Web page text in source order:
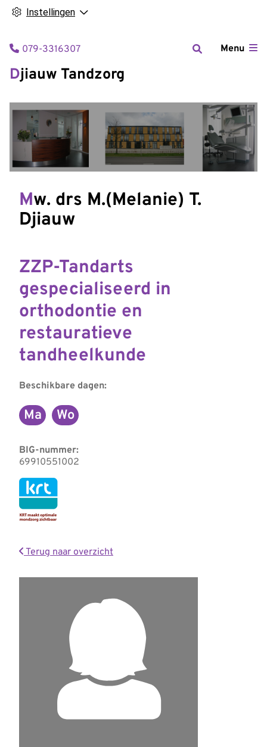
Instellingen
Djiauw Tandzorg
Menu
Tel:
079-3316307
Mw. drs M.(Melanie) T.
Djiauw
ZZP-Tandarts
gespecialiseerd in
orthodontie en
restauratieve
tandheelkunde
Beschikbare dagen:
Maandag
Ma Woensdag
Wo
BIG-nummer:
69910551002
Terug naar overzicht